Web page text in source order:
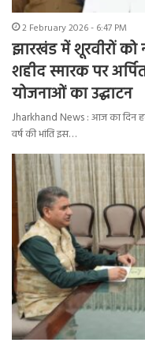
2 February 2026 - 6:47 PM
झारखंड में शूरवीरों
शहीद स्मारक पर
योजनाओं का उद्घाटन
Jharkhand News : आज का दिन
वर्ष की भांति इस…